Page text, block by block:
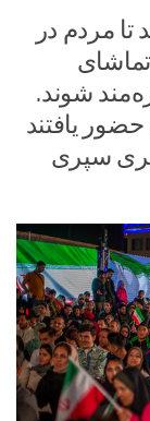
مردم در
شوند.
یافتند
سپری